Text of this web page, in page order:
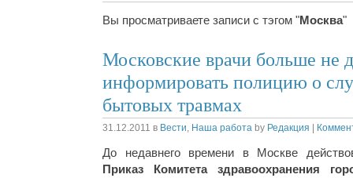
Вы просматриваете записи с тэгом "Москва"
Московские врачи больше не
информировать полицию о
бытовых травмах
31.12.2011 в Вести, Наша работа by Редакция
До недавнего времени в Москве
Приказ Комитета здравоохранения